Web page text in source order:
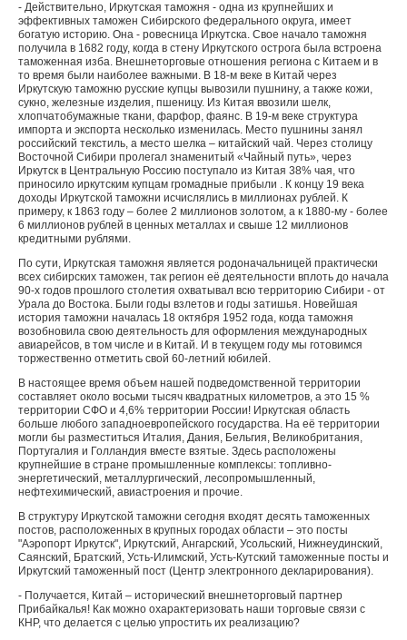
- Действительно, Иркутская таможня - одна из крупнейших и
эффективных таможен Сибирского федерального округа, имеет
богатую историю. Она - ровесница Иркутска. Свое начало таможня
получила в 1682 году, когда в стену Иркутского острога была встроена
таможенная изба. Внешнеторговые отношения региона с Китаем и в
то время были наиболее важными. В 18-м веке в Китай через
Иркутскую таможню русские купцы вывозили пушнину, а также кожи,
сукно, железные изделия, пшеницу. Из Китая ввозили шелк,
хлопчатобумажные ткани, фарфор, фаянс. В 19-м веке структура
импорта и экспорта несколько изменилась. Место пушнины занял
российский текстиль, а место шелка – китайский чай. Через столицу
Восточной Сибири пролегал знаменитый «Чайный путь», через
Иркутск в Центральную Россию поступало из Китая 38% чая, что
приносило иркутским купцам громадные прибыли . К концу 19 века
доходы Иркутской таможни исчислялись в миллионах рублей. К
примеру, к 1863 году – более 2 миллионов золотом, а к 1880-му - более
6 миллионов рублей в ценных металлах и свыше 12 миллионов
кредитными рублями.
По сути, Иркутская таможня является родоначальницей практически
всех сибирских таможен, так регион её деятельности вплоть до начала
90-х годов прошлого столетия охватывал всю территорию Сибири - от
Урала до Востока. Были годы взлетов и годы затишья. Новейшая
история таможни началась 18 октября 1952 года, когда таможня
возобновила свою деятельность для оформления международных
авиарейсов, в том числе и в Китай. И в текущем году мы готовимся
торжественно отметить свой 60-летний юбилей.
В настоящее время объем нашей подведомственной территории
составляет около восьми тысяч квадратных километров, а это 15 %
территории СФО и 4,6% территории России! Иркутская область
больше любого западноевропейского государства. На её территории
могли бы разместиться Италия, Дания, Бельгия, Великобритания,
Португалия и Голландия вместе взятые. Здесь расположены
крупнейшие в стране промышленные комплексы: топливно-
энергетический, металлургический, лесопромышленный,
нефтехимический, авиастроения и прочие.
В структуру Иркутской таможни сегодня входят десять таможенных
постов, расположенных в крупных городах области – это посты
"Аэропорт Иркутск", Иркутский, Ангарский, Усольский, Нижнеудинский,
Саянский, Братский, Усть-Илимский, Усть-Кутский таможенные посты и
Иркутский таможенный пост (Центр электронного декларирования).
- Получается, Китай – исторический внешнеторговый партнер
Прибайкалья! Как можно охарактеризовать наши торговые связи с
КНР, что делается с целью упростить их реализацию?